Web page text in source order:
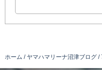
ホーム ヤマハマリーナ沼津ブログ